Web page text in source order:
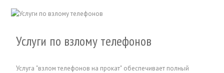
Услуги по взлому телефонов
Услуга "взлом телефонов на прокат" обеспечивает полный